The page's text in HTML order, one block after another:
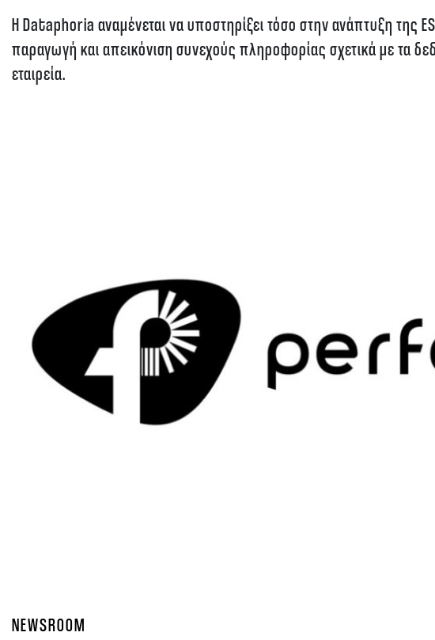
Η Dataphoria αναμένεται να υποστηρίξει τόσο στην ανάπτυξη της
παραγωγή και απεικόνιση συνεχούς πληροφορίας σχετικά με τα
εταιρεία.
NEWSROOM